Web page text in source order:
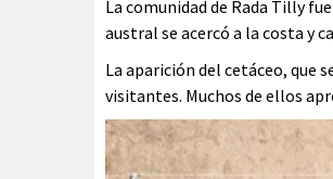
La comunidad de Rada Tilly
austral se acercó a la costa y
La aparición del cetáceo, que
visitantes. Muchos de ellos